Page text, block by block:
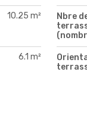
10.25 m²
Nbre
6.1 m²